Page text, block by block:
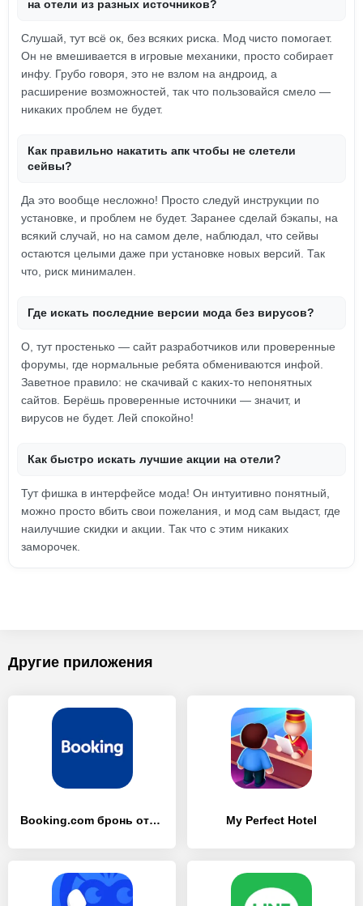
на отели из разных источников?
Слушай, тут всё ок, без всяких риска. Мод чисто помогает.
Он не вмешивается в игровые механики, просто собирает
инфу. Грубо говоря, это не взлом на андроид, а
расширение возможностей, так что пользовайся смело —
никаких проблем не будет.
Как правильно накатить апк чтобы не слетели
сейвы?
Да это вообще несложно! Просто следуй инструкции по
установке, и проблем не будет. Заранее сделай бэкапы, на
всякий случай, но на самом деле, наблюдал, что сейвы
остаются целыми даже при установке новых версий. Так
что, риск минимален.
Где искать последние версии мода без вирусов?
О, тут простенько — сайт разработчиков или проверенные
форумы, где нормальные ребята обмениваются инфой.
Заветное правило: не скачивай с каких-то непонятных
сайтов. Берёшь проверенные источники — значит, и
вирусов не будет. Лей спокойно!
Как быстро искать лучшие акции на отели?
Тут фишка в интерфейсе мода! Он интуитивно понятный,
можно просто вбить свои пожелания, и мод сам выдаст, где
наилучшие скидки и акции. Так что с этим никаких
заморочек.
Другие приложения
Booking.com бронь отелей My Perfect Hotel